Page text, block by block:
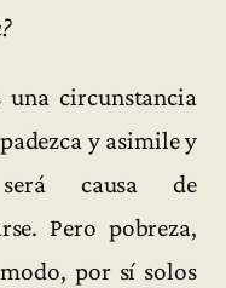
circunstancia
y asimile y
causa de
Pero pobreza,
por sí solos